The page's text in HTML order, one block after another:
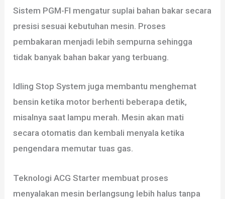
Sistem PGM-FI mengatur suplai bahan bakar secara
presisi sesuai kebutuhan mesin. Proses
pembakaran menjadi lebih sempurna sehingga
tidak banyak bahan bakar yang terbuang.
Idling Stop System juga membantu menghemat
bensin ketika motor berhenti beberapa detik,
misalnya saat lampu merah. Mesin akan mati
secara otomatis dan kembali menyala ketika
pengendara memutar tuas gas.
Teknologi ACG Starter membuat proses
menyalakan mesin berlangsung lebih halus tanpa